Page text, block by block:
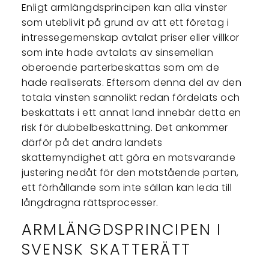
Enligt armlängdsprincipen kan alla vinster
som uteblivit på grund av att ett företag i
intressegemenskap avtalat priser eller villkor
som inte hade avtalats av sinsemellan
oberoende parterbeskattas som om de
hade realiserats. Eftersom denna del av den
totala vinsten sannolikt redan fördelats och
beskattats i ett annat land innebär detta en
risk för dubbelbeskattning. Det ankommer
därför på det andra landets
skattemyndighet att göra en motsvarande
justering nedåt för den motstående parten,
ett förhållande som inte sällan kan leda till
långdragna rättsprocesser.
ARMLÄNGDSPRINCIPEN I
SVENSK SKATTERÄTT